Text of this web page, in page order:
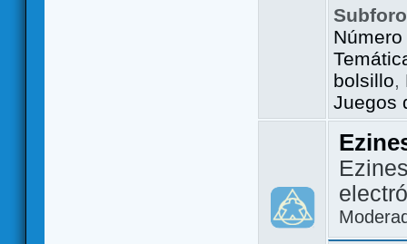
bolsillo,
Juegos